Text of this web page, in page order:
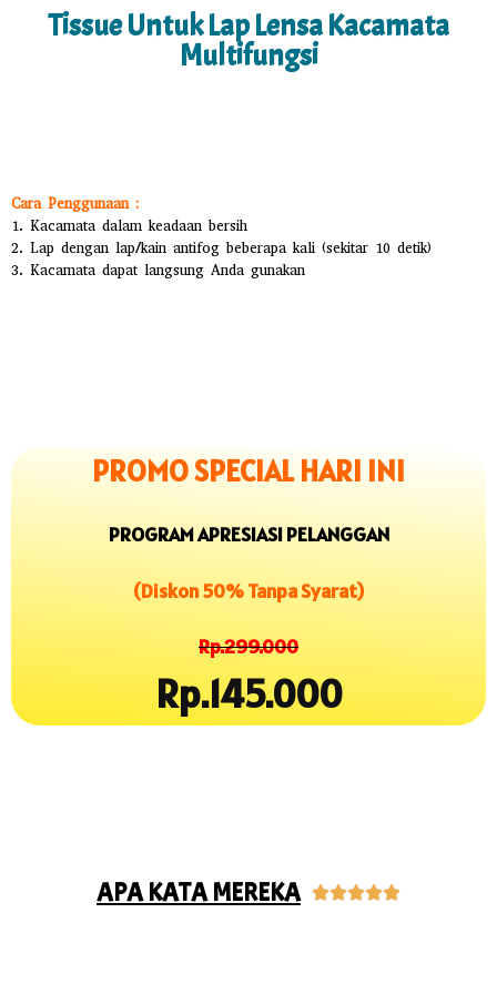
Tissue Untuk Lap Lensa Kacamata
Multifungsi
Cara Penggunaan :
1. Kacamata dalam keadaan bersih
2. Lap dengan lap/kain antifog beberapa kali (sekitar 10 detik)
3. Kacamata dapat langsung Anda gunakan
PROMO SPECIAL HARI INI
PROGRAM APRESIASI PELANGGAN
(Diskon 50% Tanpa Syarat)
Rp.299.000
Rp.145.000
APA KATA MEREKA 